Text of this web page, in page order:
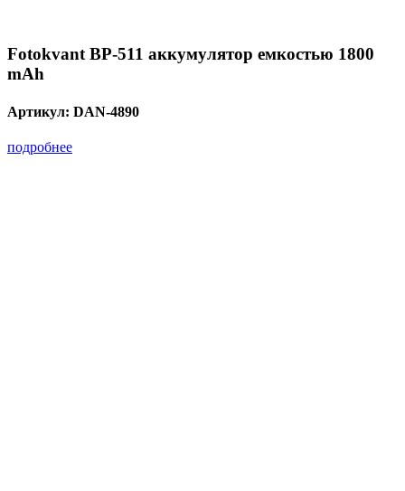
Fotokvant BP-511 аккумулятор емкостью 1800
mAh
Артикул: DAN-4890
подробнее